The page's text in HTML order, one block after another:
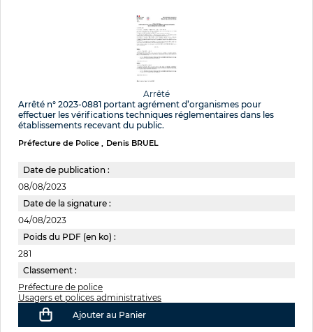
Arrêté
Arrêté n° 2023-0881 portant agrément d’organismes pour
effectuer les vérifications techniques réglementaires dans les
établissements recevant du public.
Préfecture de Police Denis BRUEL
Date de publication :
08/08/2023
Date de la signature :
04/08/2023
Poids du PDF (en ko) :
281
Classement :
Préfecture de police
Usagers et polices administratives
Ajouter au Panier